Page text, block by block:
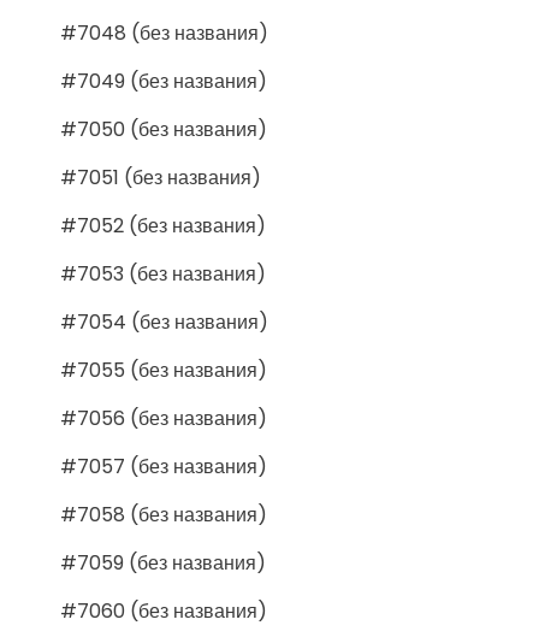
#7048 (без названия)
#7049 (без названия)
#7050 (без названия)
#7051 (без названия)
#7052 (без названия)
#7053 (без названия)
#7054 (без названия)
#7055 (без названия)
#7056 (без названия)
#7057 (без названия)
#7058 (без названия)
#7059 (без названия)
#7060 (без названия)